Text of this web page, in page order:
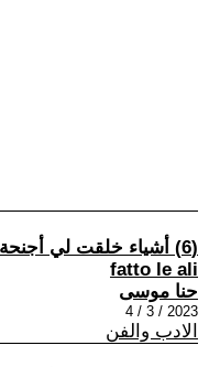
fatto le ali
حنا موسى
2023 / 3 / 4
الادب والفن